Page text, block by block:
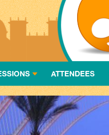
ATTENDEES